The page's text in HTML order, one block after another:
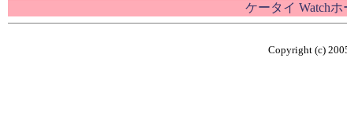
ケータイ Watch
Copyright (c)